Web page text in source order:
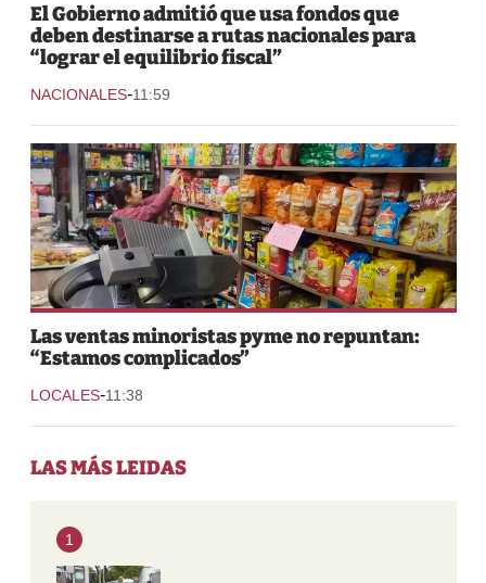
El Gobierno admitió que usa fondos que
deben destinarse a rutas nacionales para
“lograr el equilibrio fiscal”
NACIONALES-11:59
Las ventas minoristas pyme no repuntan:
“Estamos complicados”
LOCALES-11:38
LAS MÁS LEIDAS
1